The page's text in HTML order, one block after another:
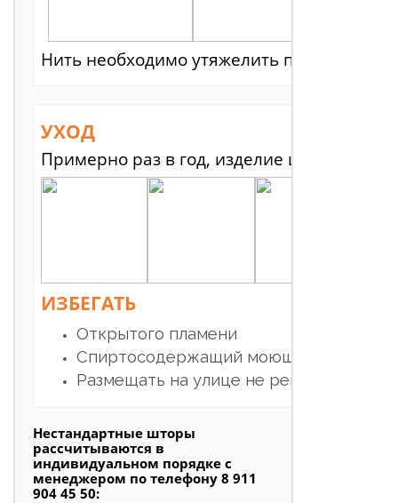
Нить необходимо утяжелить подвеской,
УХОД
Примерно раз в год, изделие целиком
ИЗБЕГАТЬ
Открытого пламени
Спиртосодержащий моющих средств
Размещать на улице не
Нестандартные шторы
рассчитываются в
индивидуальном порядке с
менеджером по телефону 8 911
904 45 50: